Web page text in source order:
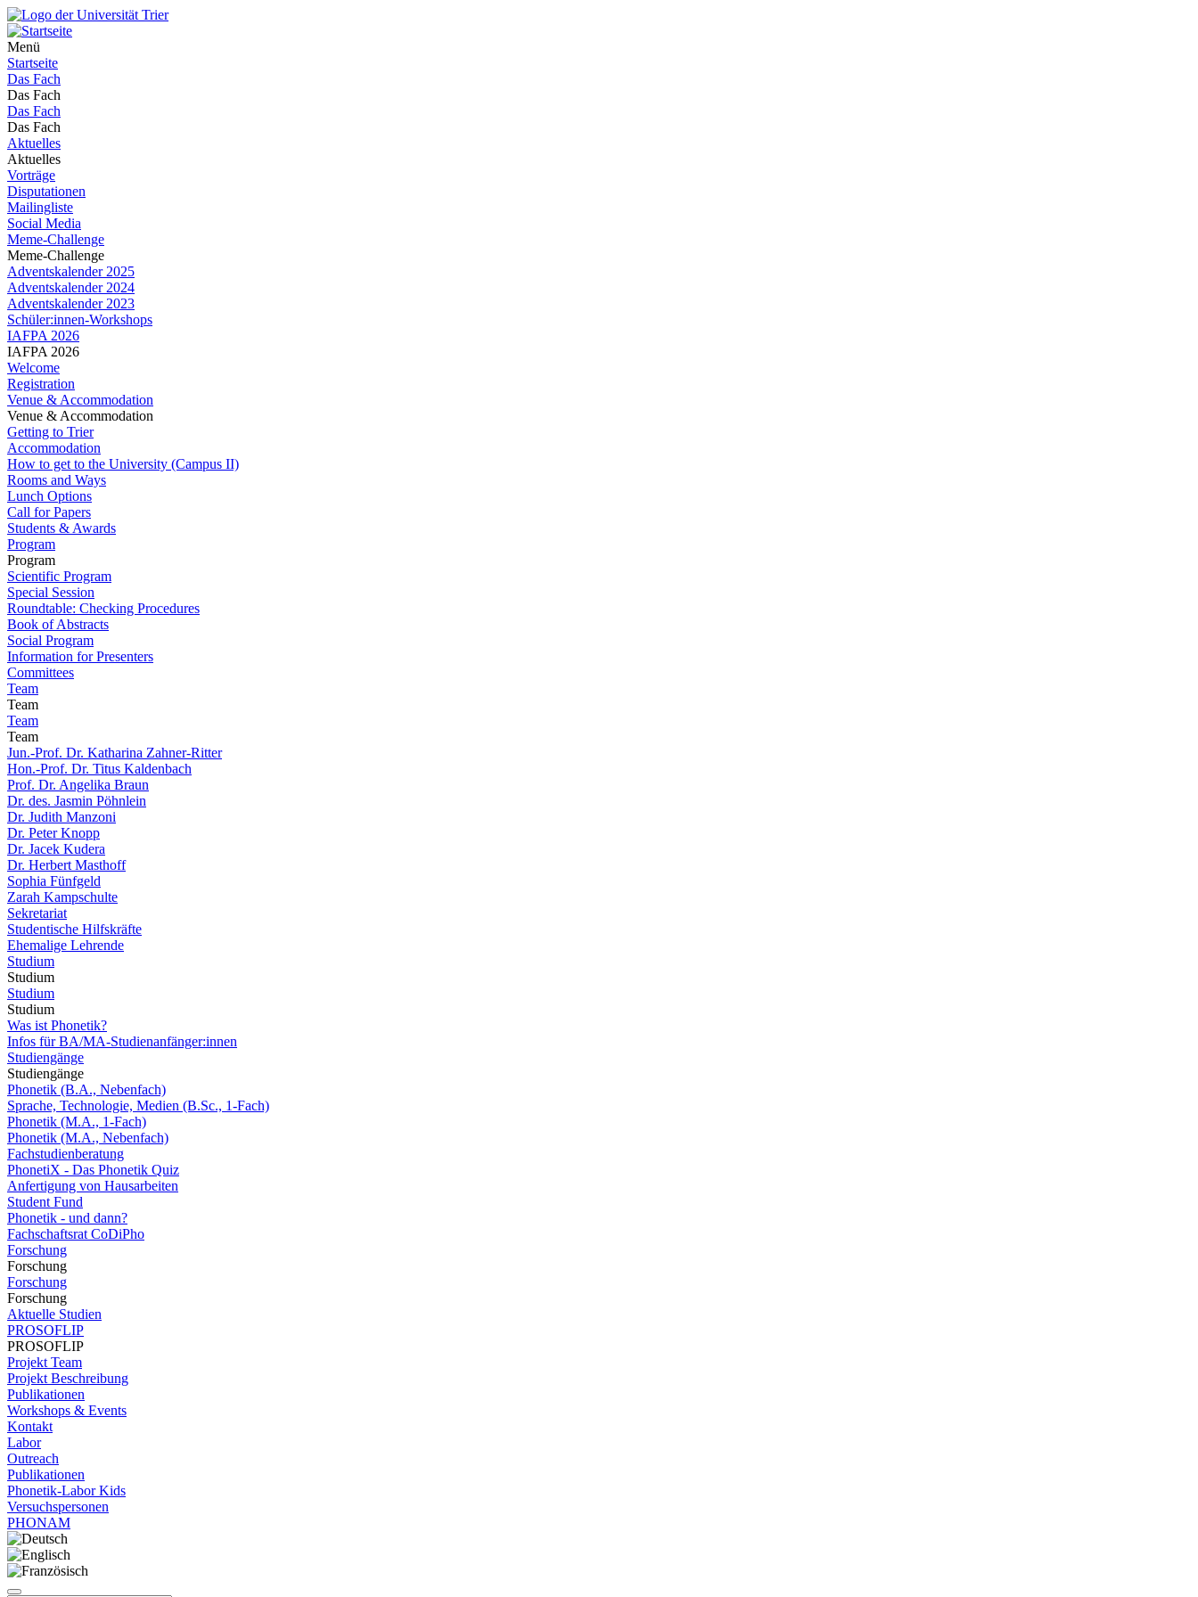
Menü
Startseite
Das Fach
Das Fach
Das Fach
Das Fach
Aktuelles
Aktuelles
Vorträge
Disputationen
Mailingliste
Social Media
Meme-Challenge
Meme-Challenge
Adventskalender 2025
Adventskalender 2024
Adventskalender 2023
Schüler:innen-Workshops
IAFPA 2026
IAFPA 2026
Welcome
Registration
Venue & Accommodation
Venue & Accommodation
Getting to Trier
Accommodation
How to get to the University (Campus II)
Rooms and Ways
Lunch Options
Call for Papers
Students & Awards
Program
Program
Scientific Program
Special Session
Roundtable: Checking Procedures
Book of Abstracts
Social Program
Information for Presenters
Committees
Team
Team
Team
Team
Jun.-Prof. Dr. Katharina Zahner-Ritter
Hon.-Prof. Dr. Titus Kaldenbach
Prof. Dr. Angelika Braun
Dr. des. Jasmin Pöhnlein
Dr. Judith Manzoni
Dr. Peter Knopp
Dr. Jacek Kudera
Dr. Herbert Masthoff
Sophia Fünfgeld
Zarah Kampschulte
Sekretariat
Studentische Hilfskräfte
Ehemalige Lehrende
Studium
Studium
Studium
Studium
Was ist Phonetik?
Infos für BA/MA-Studienanfänger:innen
Studiengänge
Studiengänge
Phonetik (B.A., Nebenfach)
Sprache, Technologie, Medien (B.Sc., 1-Fach)
Phonetik (M.A., 1-Fach)
Phonetik (M.A., Nebenfach)
Fachstudienberatung
PhonetiX - Das Phonetik Quiz
Anfertigung von Hausarbeiten
Student Fund
Phonetik - und dann?
Fachschaftsrat CoDiPho
Forschung
Forschung
Forschung
Forschung
Aktuelle Studien
PROSOFLIP
PROSOFLIP
Projekt Team
Projekt Beschreibung
Publikationen
Workshops & Events
Kontakt
Labor
Outreach
Publikationen
Phonetik-Labor Kids
Versuchspersonen
PHONAM